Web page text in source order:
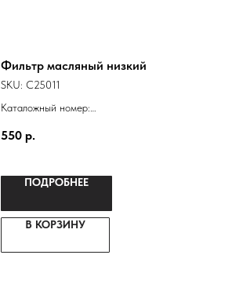
Фильтр масляный низкий
SKU: C25011
Каталожный номер:
21010101200583
550 р.
ПОДРОБНЕЕ
В КОРЗИНУ